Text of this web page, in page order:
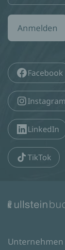
Anmelden
Facebook
Instagram
LinkedIn
TikTok
Unternehmen